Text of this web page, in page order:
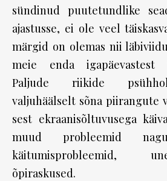
sündinud puutetundlike
ajastusse, ei ole veel
märgid on olemas nii
meie enda igapäevastest
Paljude riikide
valjuhäälselt sõna piirangute
sest ekraanisõltuvusega
muud probleemid
käitumisprobleemid,
õpiraskused.